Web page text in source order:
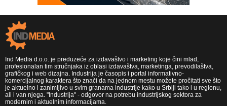
Ind Media d.o.o. je preduzeće za izdavaštvo i marketing koje čini mlad,
profesionalan tim stručnjaka iz oblasi izdavaštva, marketinga, prevodilaštva,
grafičkog i web dizajna. Industrija je časopis i portal informativno-
komercijalnog karaktera što znači da na jednom mestu možete pročitati sve što
je aktuelno i zanimljivo u svim granama industrije kako u Srbiji tako i u regionu,
ali i van njega. "Industrija" - odgovor na potrebu industrijskog sektora za
modernim i aktuelnim informacijama.